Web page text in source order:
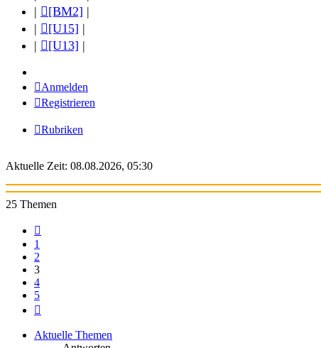
|
[BM2] |
|
[U15] |
|
[U13] |
Anmelden
Registrieren
Rubriken
Aktuelle Zeit: 08.08.2026, 05:30
25 Themen
1
2
3
4
5
Aktuelle Themen